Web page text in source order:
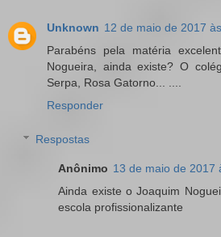
Unknown 12 de maio de 2017
Parabéns pela matéria
Nogueira, ainda existe? O
Serpa, Rosa Gatorno... ....
Responder
Respostas
Anônimo 13 de maio de 2017
Ainda existe o Joaquim
escola profissionalizante